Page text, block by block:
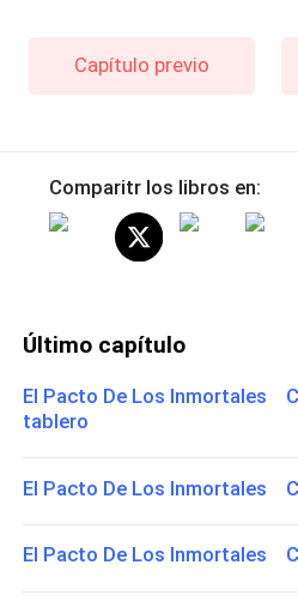
Capítulo previo
Comparitr los libros en:
Último capítulo
El Pacto De Los Inmortales
tablero
El Pacto De Los Inmortales
El Pacto De Los Inmortales